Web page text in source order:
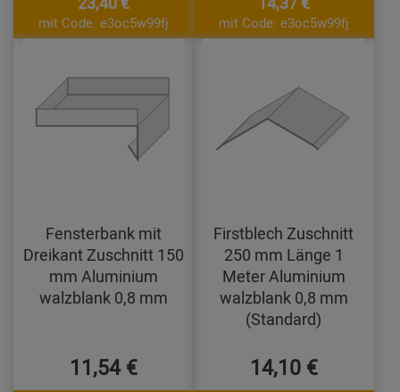
mit Code: e3oc5w99fj mit Code: e3oc5w99fj
Fensterbank mit
Dreikant Zuschnitt 150
mm Aluminium
walzblank 0,8 mm
11,54 €
Firstblech Zuschnitt
250 mm Länge 1
Meter Aluminium
walzblank 0,8 mm
(Standard)
14,10 €